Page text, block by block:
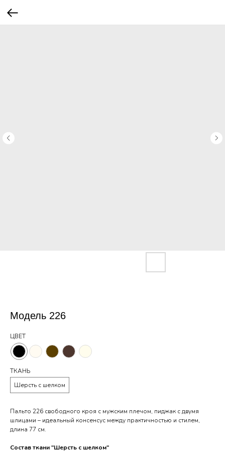
Модель 226
ЦВЕТ
ТКАНЬ
Шерсть с шелком
Пальто 226 свободного кроя с мужским плечом, пиджак с двумя
шлицами – идеальный консенсус между практичностью и стилем,
длина 77 см.
Состав ткани "Шерсть с шелком"